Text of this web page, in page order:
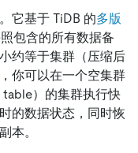
它基于 TiDB 的多版
包含的所有数据备
约等于集群（压缩后
你可以在一个空集群
）的集群执行快
的数据状态，同时恢
本。